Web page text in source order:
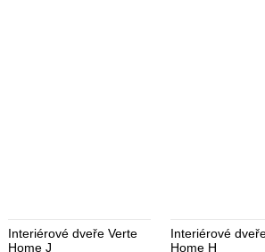
Interiérové dveře Verte
Home J
Interiérové
Home H